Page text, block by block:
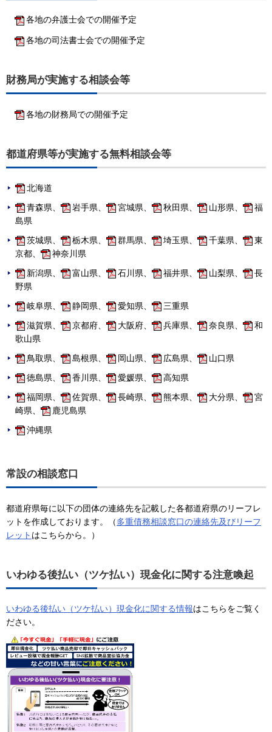
各地の弁護士会での開催予定
各地の司法書士会での開催予定
財務局が実施する相談会等
各地の財務局での開催予定
都道府県等が実施する無料相談会等
北海道
青森県、
岩手県、 宮城県、 秋田県、 山形県、
福
島県
茨城県、
栃木県、 群馬県、 埼玉県、 千葉県、
東
京都、
神奈川県
新潟県、
富山県、 石川県、 福井県、 山梨県、
長
野県
岐阜県、
静岡県、 愛知県、
三重県
滋賀県、
京都府、 大阪府、 兵庫県、 奈良県、
和
歌山県
鳥取県、
島根県、 岡山県、 広島県、
山口県
徳島県、
香川県、 愛媛県、
高知県
福岡県、
佐賀県、 長崎県、 熊本県、 大分県、
宮
崎県、
鹿児島県
沖縄県
常設の相談窓口
都道府県毎に以下の団体の連絡先を記載した各都道府県のリーフレ
ットを作成しております。（多重債務相談窓口の連絡先及びリーフ
レット はこちらから。）
いわゆる後払い（ツケ払い）現金化に関する注意喚起
いわゆる後払い（ツケ払い）現金化に関する情報はこちらをご覧く
ださい。